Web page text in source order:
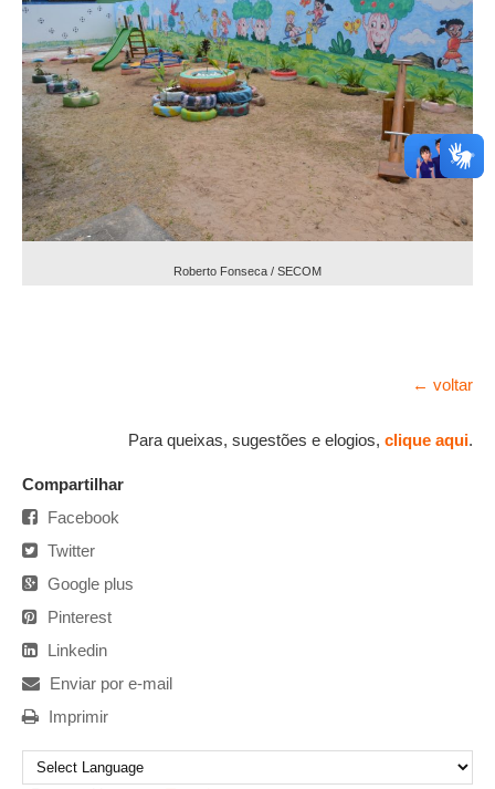
Roberto Fonseca / SECOM
← voltar
Para queixas, sugestões e elogios, clique aqui.
Compartilhar
Facebook
Twitter
Google plus
Pinterest
Linkedin
Enviar por e-mail
Imprimir